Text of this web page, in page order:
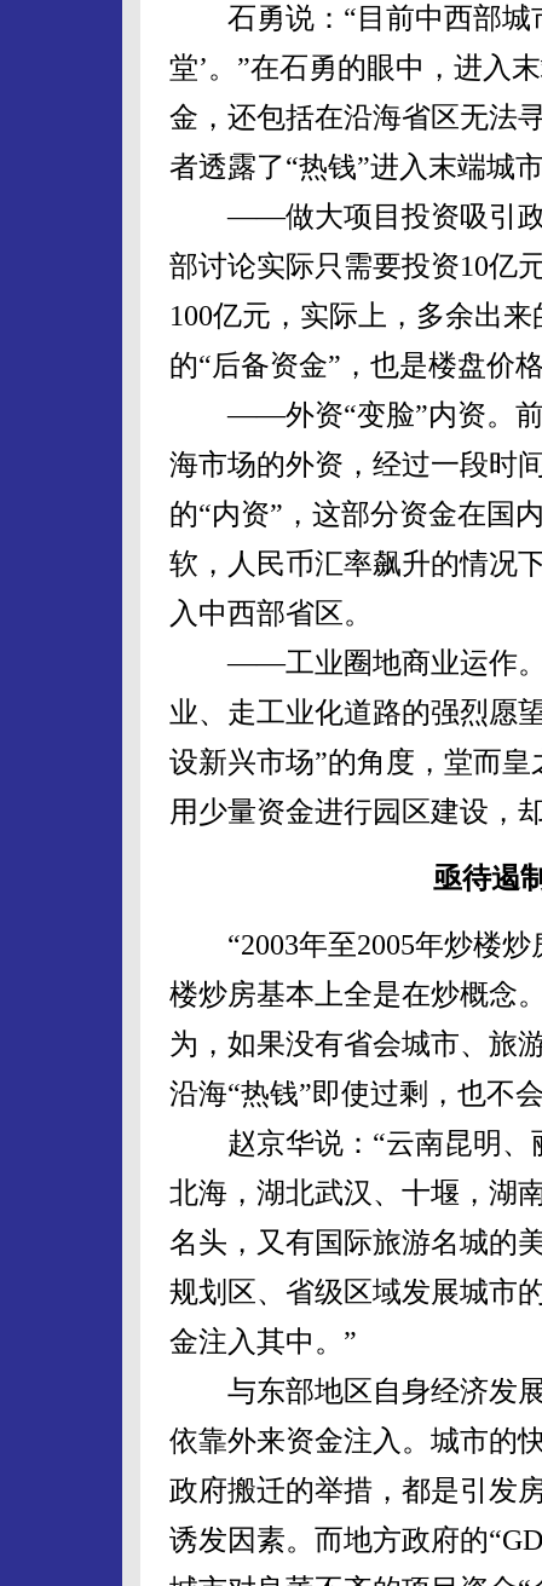
石勇说：“目前中西部城
堂’。”在石勇的眼中，进入
金，还包括在沿海省区无法
者透露了“热钱”进入末端城
——做大项目投资吸引政
部讨论实际只需要投资10亿
100亿元，实际上，多余出
的“后备资金”，也是楼盘价
——外资“变脸”内资。前
海市场的外资，经过一段时
的“内资”，这部分资金在国
软，人民币汇率飙升的情况
入中西部省区。
——工业圈地商业运作。“
业、走工业化道路的强烈愿
设新兴市场”的角度，堂而
用少量资金进行园区建设，
亟待遏
“2003年至2005年炒楼炒
楼炒房基本上全是在炒概念
为，如果没有省会城市、旅
沿海“热钱”即使过剩，也不
赵京华说：“云南昆明、
北海，湖北武汉、十堰，
名头，又有国际旅游名城的
规划区、省级区域发展城市
金注入其中。”
与东部地区自身经济发展
依靠外来资金注入。城市的
政府搬迁的举措，都是引发
诱发因素。而地方政府的